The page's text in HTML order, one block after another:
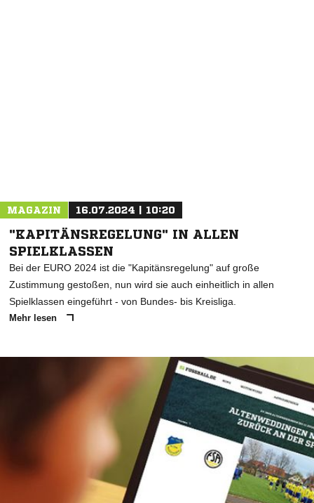
MAGAZIN 16.07.2024 | 10:20
"KAPITÄNSREGELUNG" IN ALLEN
SPIELKLASSEN
Bei der EURO 2024 ist die "Kapitänsregelung" auf große
Zustimmung gestoßen, nun wird sie auch einheitlich in allen
Spielklassen eingeführt - von Bundes- bis Kreisliga.
Mehr lesen